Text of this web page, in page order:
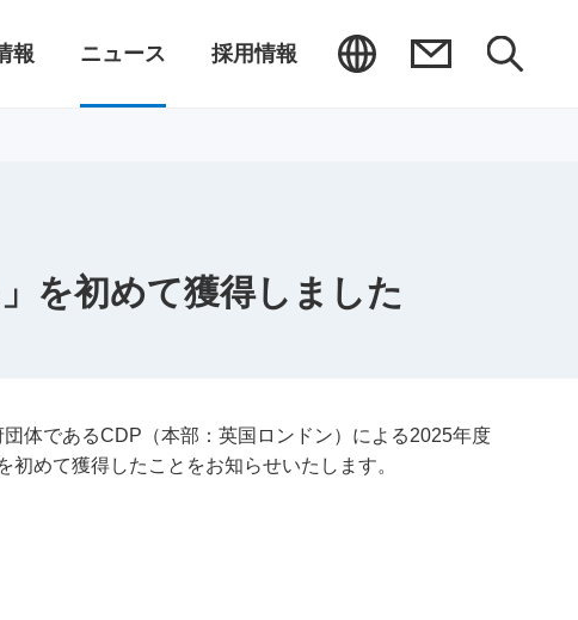
報 ニュース 採用情報
を初めて獲得しました
体であるCDP （本部：英国ロンドン）による2025年度
初めて獲得したことをお知らせいたします。